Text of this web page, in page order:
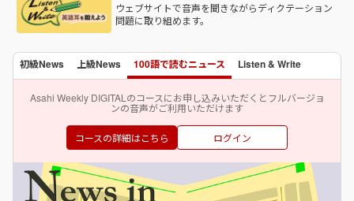
ウェブサイトで音声を聞きながらディクテーション
問題に取り組めます。
初級News 上級News 100語で読むニュース Listen & Write
Asahi Weekly DIGITALのコースにお申し込みいただくとフルバージョ
ンの音声がご利用いただけます
コースの詳細はこちら ログイン